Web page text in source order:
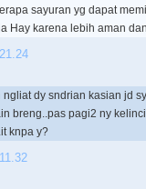
sayuran yg dapat
Hay karena lebih aman
dy sndrian kasian jd
breng..pas pagi2 ny
knpa y?